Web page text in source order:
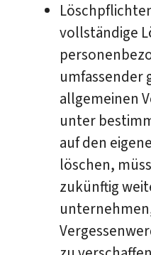
vollständige
umfassender
allgemeinen
unter
auf den
löschen,
zukünftig